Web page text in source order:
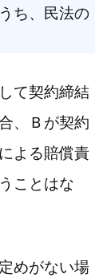
ち、民法の
て契約締結
、Ｂが契約
よる賠償責
ことはな
めがない場